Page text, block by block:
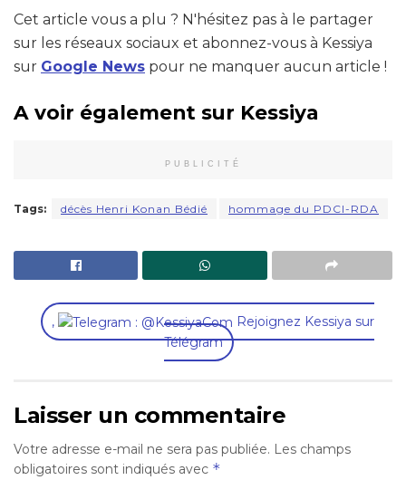
Cet article vous a plu ? N'hésitez pas à le partager
sur les réseaux sociaux et abonnez-vous à Kessiya
sur Google News pour ne manquer aucun article !
A voir également sur Kessiya
PUBLICITÉ
Tags: décès Henri Konan Bédié hommage du PDCI-RDA
,
Rejoignez Kessiya sur
Télégram
Laisser un commentaire
Votre adresse e-mail ne sera pas publiée. Les champs
obligatoires sont indiqués avec *